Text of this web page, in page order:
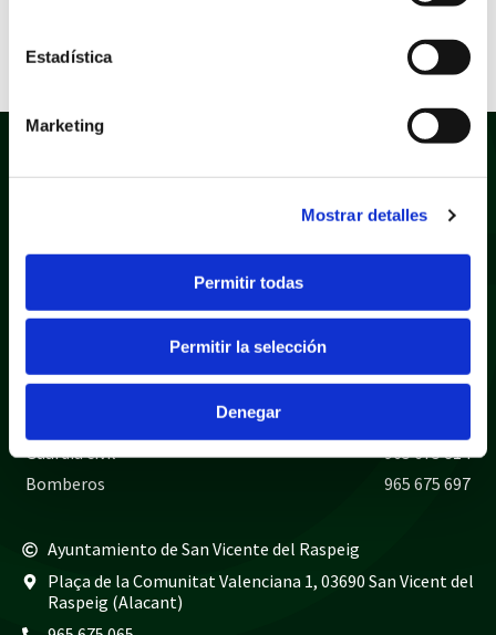
Estadística
Marketing
Mostrar detalles
Permitir todas
Permitir la selección
Denegar
Política de cookies
Mapa web
Teléfonos de interés
Guardia civil
965 675 814
Bomberos
965 675 697
Ayuntamiento de San Vicente del Raspeig
Plaça de la Comunitat Valenciana 1, 03690 San Vicent del
Raspeig (Alacant)